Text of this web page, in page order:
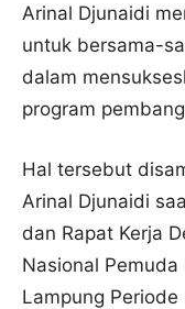
Arinal Djunaidi
untuk bersama-
dalam
program
Hal tersebut
Arinal Djunaidi
dan Rapat Kerja
Nasional Pemuda
Lampung